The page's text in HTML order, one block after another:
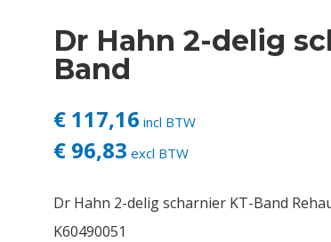
Dr Hahn 2-delig
Band
€ 117,16 incl BTW
€ 96,83 excl BTW
Dr Hahn 2-delig scharnier KT-Band
K60490051